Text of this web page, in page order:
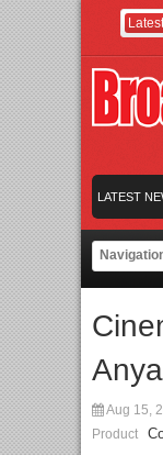
LATEST
Jakarta
Gerbang Inovasi
Perpaduan
Jakarta
Aug 15,
Product